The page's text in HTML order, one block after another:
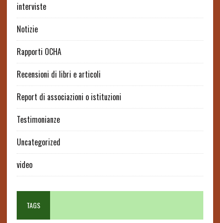
interviste
Notizie
Rapporti OCHA
Recensioni di libri e articoli
Report di associazioni o istituzioni
Testimonianze
Uncategorized
video
TAGS